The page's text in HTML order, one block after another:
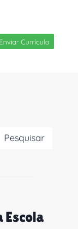
Enviar Currículo
Pesquisar
Escola